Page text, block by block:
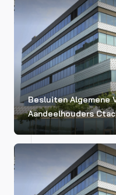
Besluiten Algemene
Aandeelhouders Ctac